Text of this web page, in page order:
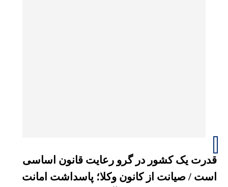
قدرت یک کشور در گرو رعایت قانون اساسی
است / صیانت از کانون وکلا؛ پاسداشت امانت